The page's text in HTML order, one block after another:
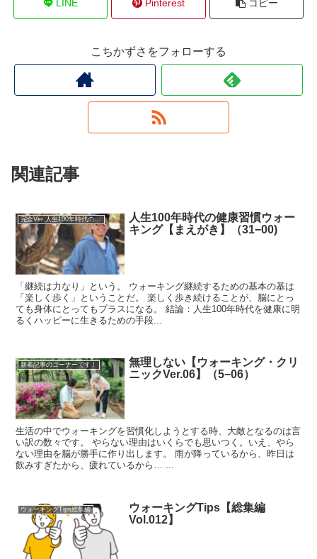
LINE Pinterest コピー
こちかずさをフォローする
関連記事
完全Ver.人生100年時代の健康習慣ウォーキング
人生100年時代の健康習慣ウォー
キング【まえがき】（31−00)
「継続は力なり」という。 ウォーキング継続するための基本の基は
「楽しく歩く」ということだ。 楽しく歩き続けることが、脳にとっ
ても身体にとってもプラスになる。 結論：人生100年時代を健康に明
るくハッピーに生きるための手段...
新着記事のコーナーです！
無理しない【ウォーキング・クリ
ニックVer.06】（5−06）
生活の中でウォーキングを習慣化しようとする時、大敵となるのは言
い訳の数々です。 やらない理由はいくらでも思いつく。いえ、やら
ない理由を脳が勝手に作り出します。 雨が降っているから、昨日は
飲みすぎたから、疲れているから… ...
ウォーキングTips総集編
ウォーキングTips【総集編
Vol.012】